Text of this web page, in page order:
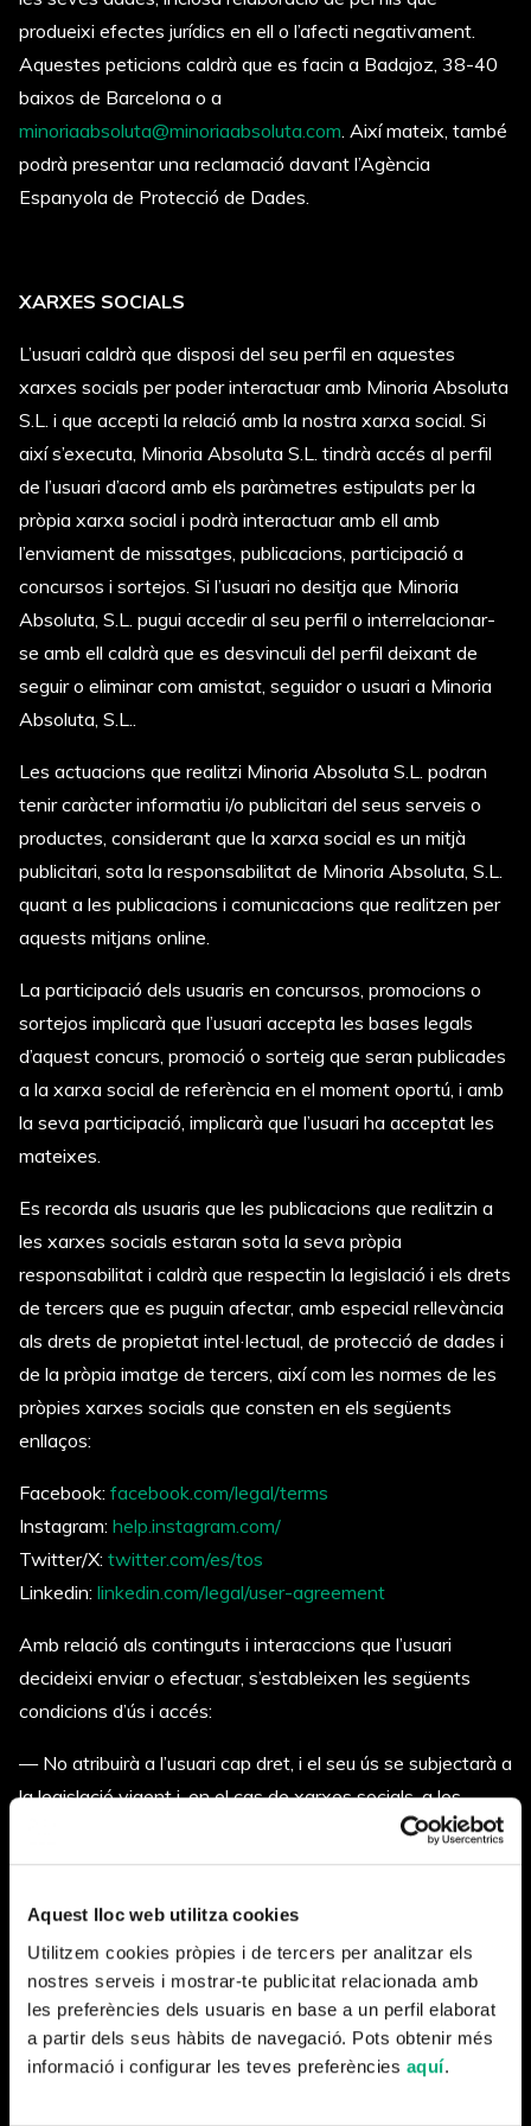
Aquest lloc web utilitza cookies
Utilitzem cookies pròpies i de tercers per analitzar els
nostres serveis i mostrar-te publicitat relacionada amb
les preferències dels usuaris en base a un perfil elaborat
a partir dels seus hàbits de navegació. Pots obtenir més
informació i configurar les teves preferències aquí.
produeixi efectes jurídics en ell o l’afecti negativament.
Aquestes peticions caldrà que es facin a Badajoz, 38-40
baixos de Barcelona o a
minoriaabsoluta@minoriaabsoluta.com. Així mateix, també
podrà presentar una reclamació davant l’Agència
Espanyola de Protecció de Dades.
XARXES SOCIALS
L’usuari caldrà que disposi del seu perfil en aquestes
xarxes socials per poder interactuar amb Minoria Absoluta
S.L. i que accepti la relació amb la nostra xarxa social. Si
així s’executa, Minoria Absoluta S.L. tindrà accés al perfil
de l’usuari d’acord amb els paràmetres estipulats per la
pròpia xarxa social i podrà interactuar amb ell amb
l’enviament de missatges, publicacions, participació a
concursos i sortejos. Si l’usuari no desitja que Minoria
Absoluta, S.L. pugui accedir al seu perfil o interrelacionar-
se amb ell caldrà que es desvinculi del perfil deixant de
seguir o eliminar com amistat, seguidor o usuari a Minoria
Absoluta, S.L..
Les actuacions que realitzi Minoria Absoluta S.L. podran
tenir caràcter informatiu i/o publicitari del seus serveis o
productes, considerant que la xarxa social es un mitjà
publicitari, sota la responsabilitat de Minoria Absoluta, S.L.
quant a les publicacions i comunicacions que realitzen per
aquests mitjans online.
La participació dels usuaris en concursos, promocions o
sortejos implicarà que l’usuari accepta les bases legals
d’aquest concurs, promoció o sorteig que seran publicades
a la xarxa social de referència en el moment oportú, i amb
la seva participació, implicarà que l’usuari ha acceptat les
mateixes.
Es recorda als usuaris que les publicacions que realitzin a
les xarxes socials estaran sota la seva pròpia
responsabilitat i caldrà que respectin la legislació i els drets
de tercers que es puguin afectar, amb especial rellevància
als drets de propietat intel·lectual, de protecció de dades i
de la pròpia imatge de tercers, així com les normes de les
pròpies xarxes socials que consten en els següents
enllaços:
Facebook: facebook.com/legal/terms
Instagram: help.instagram.com/
Twitter/X: twitter.com/es/tos
Linkedin: linkedin.com/legal/user-agreement
Amb relació als continguts i interaccions que l’usuari
decideixi enviar o efectuar, s’estableixen les següents
condicions d’ús i accés:
— No atribuirà a l’usuari cap dret, i el seu ús se subjectarà a
la legislació vigent i, en el cas de xarxes socials, a les
S.L. tindrà dret a reproduir, modificar, adaptar i publicar,
inclòs comunicació pública, els continguts ja siguin textos,
fotografies, gràfics, etc. , amb l’objecte de promoure la
pròpia secció a la que s’ha tramès, així com per utilitzar-los
en les activitats de MINORIA ABSOLUTA, S.L. en
qualsevol format i suport. La llicencia i autorització és